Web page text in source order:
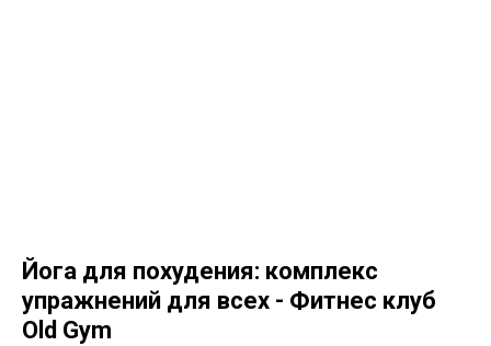
Йога для похудения: комплекс
упражнений для всех - Фитнес клуб
Old Gym